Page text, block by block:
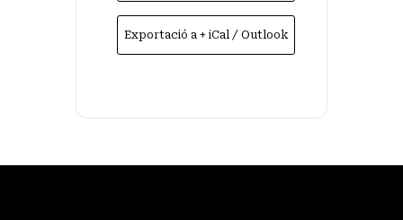
Exportació a + iCal / Outlook